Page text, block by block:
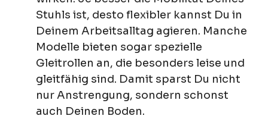
Stuhls ist, desto flexibler kannst Du in
Deinem Arbeitsalltag agieren. Manche
Modelle bieten sogar spezielle
Gleitrollen an, die besonders leise und
gleitfähig sind. Damit sparst Du nicht
nur Anstrengung, sondern schonst
auch Deinen Boden.